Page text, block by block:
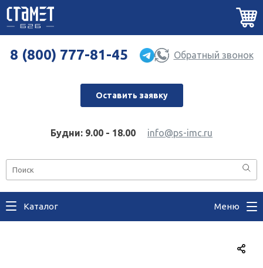
8 (800) 777-81-45 Обратный звонок
Оставить заявку
Будни: 9.00 - 18.00 info@ps-imc.ru
Каталог Меню